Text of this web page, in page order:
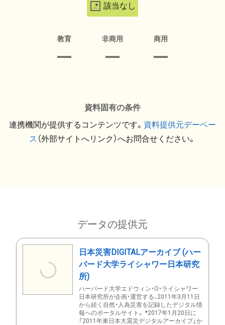
該当なし
教育 非商用 商用
資料固有の条件
連携機関が提供するコンテンツです。 資料提供元デーベー
ス （外部サイトへリンク）へお問合せください。
データの提供元
日本災害DIGITALアーカイブ (ハー
バード大学ライシャワー日本研究
所)
ハーバード大学エドウィン・O・ライシャワー
日本研究所が企画・運営する、2011年3月11日
から続く自然・人為災害を記録したデジタル情
報へのポータルサイト。 *2017年1月20日に
「2011年東日本大震災デジタルアーカイブ」か